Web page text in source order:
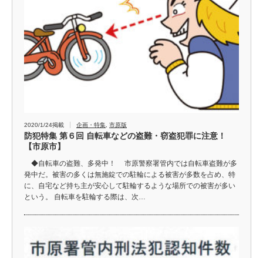
2020/1/24掲載 企画・特集 市原版
防犯特集 第６回 自転車などの盗難・窃盗犯罪に注意！
【市原市】
◆自転車の盗難、多発中！ 市原警察署管内では自転車盗難が多
発中だ。被害の多くは無施錠での駐輪による被害が多数を占め、特
に、自宅など持ち主が安心して駐輪するような場所での被害が多い
という。 自転車を駐輪する際は、次…